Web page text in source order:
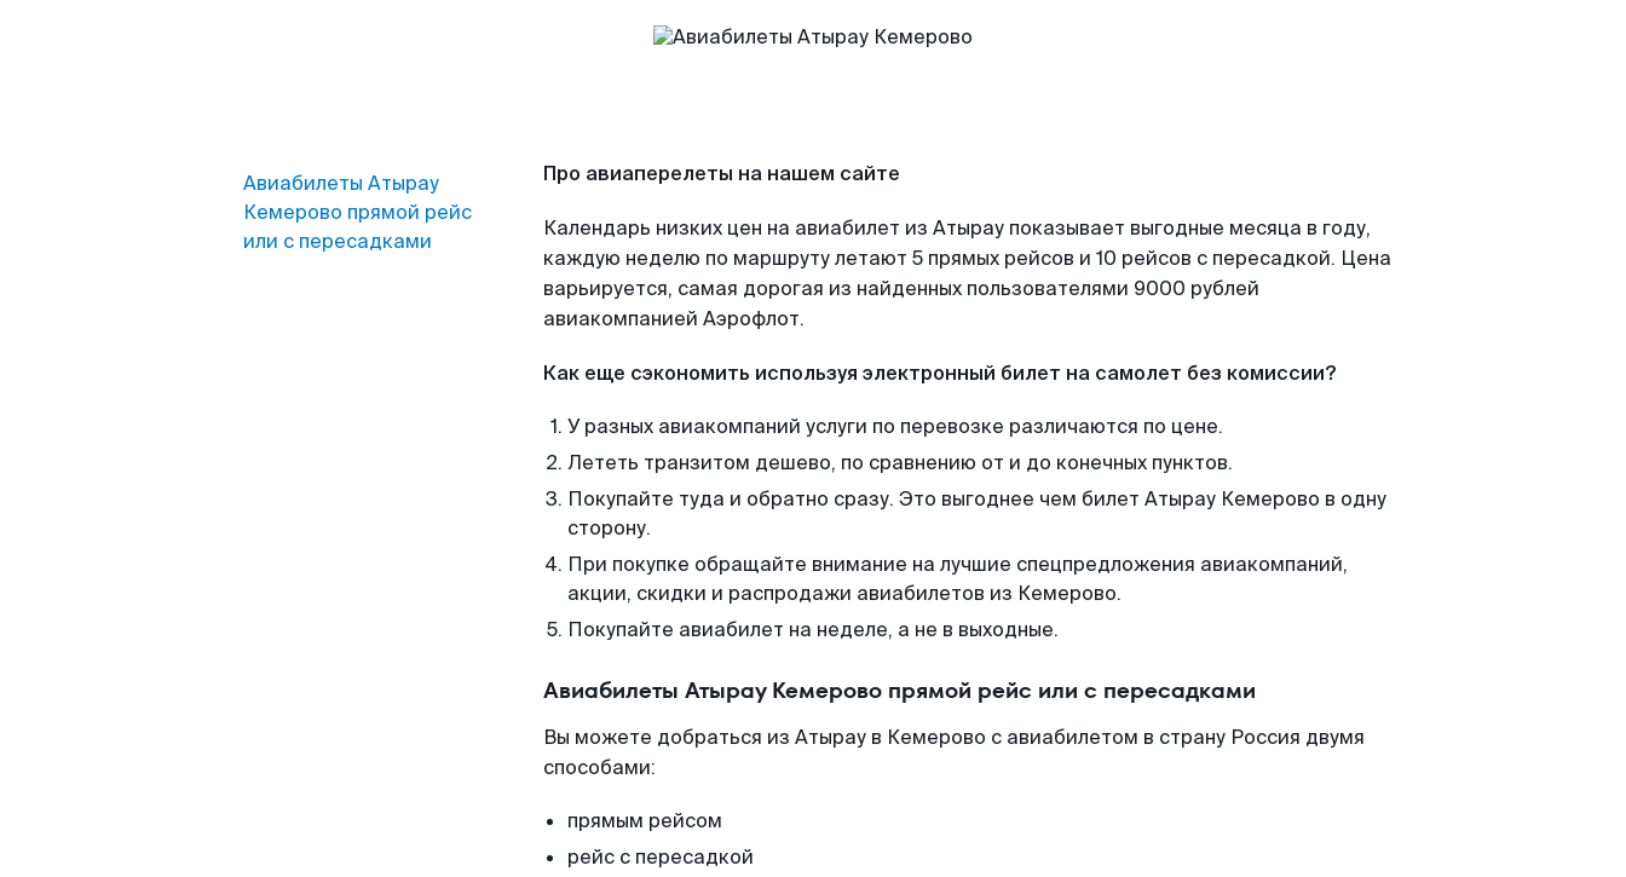
Авиабилеты Атырау
Кемерово прямой рейс
или с пересадками
Про авиаперелеты на нашем сайте
Календарь низких цен на авиабилет из Атырау показывает выгодные месяца в году,
каждую неделю по маршруту летают 5 прямых рейсов и 10 рейсов с пересадкой. Цена
варьируется, самая дорогая из найденных пользователями 9000 рублей
авиакомпанией Аэрофлот.
Как еще сэкономить используя электронный билет на самолет без комиссии?
У разных авиакомпаний услуги по перевозке различаются по цене.
Лететь транзитом дешево, по сравнению от и до конечных пунктов.
Покупайте туда и обратно сразу. Это выгоднее чем билет Атырау Кемерово в одну
сторону.
При покупке обращайте внимание на лучшие спецпредложения авиакомпаний,
акции, скидки и распродажи авиабилетов из Кемерово.
Покупайте авиабилет на неделе, а не в выходные.
Авиабилеты Атырау Кемерово прямой рейс или с пересадками
Вы можете добраться из Атырау в Кемерово с авиабилетом в страну Россия двумя
способами:
прямым рейсом
рейс с пересадкой